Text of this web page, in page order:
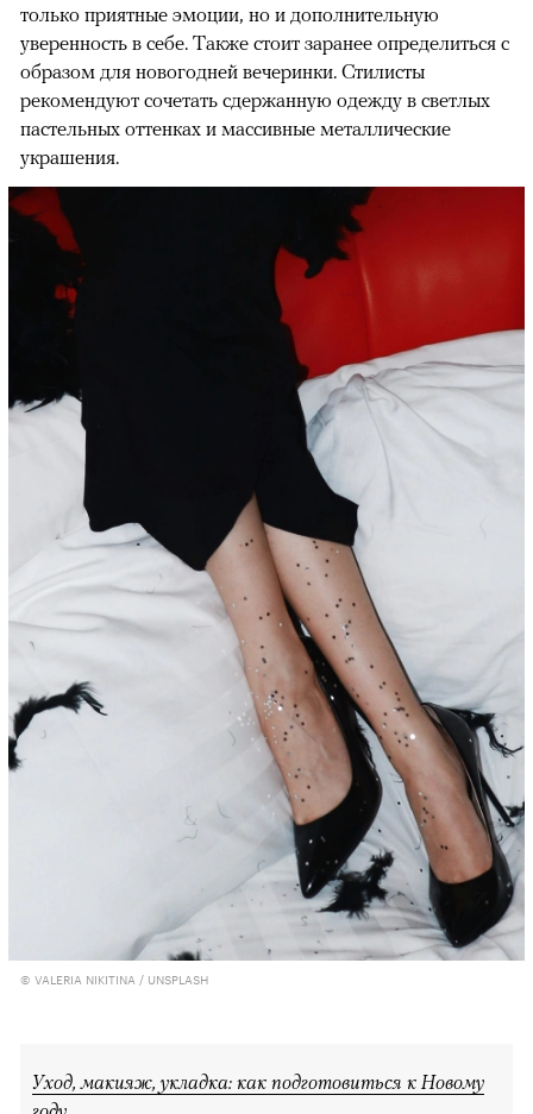
только приятные эмоции, но и дополнительную
уверенность в себе. Также стоит заранее определиться с
образом для новогодней вечеринки. Стилисты
рекомендуют сочетать сдержанную одежду в светлых
пастельных оттенках и массивные металлические
украшения.
© VALERIA NIKITINA / UNSPLASH
Уход, макияж, укладка: как подготовиться к Новому